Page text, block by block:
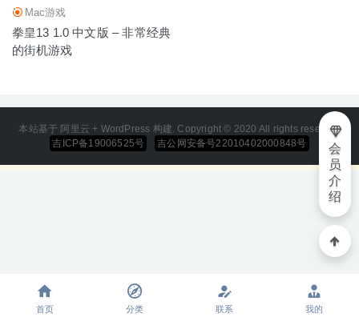
Mac游戏
拳皇13 1.0 中文版 – 非常经典
的街机游戏
本站基于 阿里云 + WordPress 构建. Copyright © 2020 All rights reserved
吉ICP备19006525号
吉公网安备号22010402000848号
会
员
介
绍
首页 分类 联系 我的